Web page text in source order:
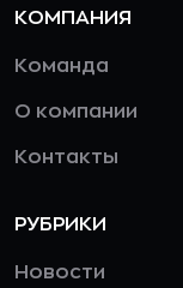
КОМПАНИЯ
Команда
О компании
Контакты
РУБРИКИ
Новости